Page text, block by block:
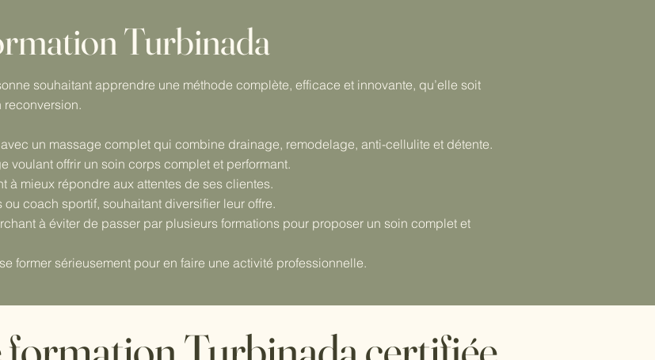
Turbinada
souhaitant apprendre une méthode complète, efficace et innovante, qu’elle soit
un massage complet qui combine drainage, remodelage, anti-cellulite et détente.
voulant offrir un soin corps complet et performant.
mieux répondre aux attentes de ses clientes.
coach sportif, souhaitant diversifier leur offre.
à éviter de passer par plusieurs formations pour proposer un soin complet et
former sérieusement pour en faire une activité professionnelle.